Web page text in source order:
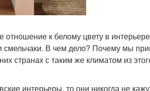
отношение к белому цвету в
смельчаки. В чем дело? Почему мы
странах с таким же климатом из
интерьеры, то они никогда не